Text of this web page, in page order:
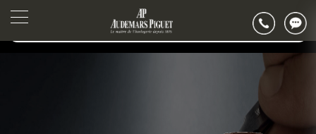
▲
▼
2026年6月爱彼北京市售后服务网络优化升级公告
2026年6月北京市爱彼官方售后客户服务热线：400-880-2162
2026年6月爱彼售后服务中心最新网点地址：